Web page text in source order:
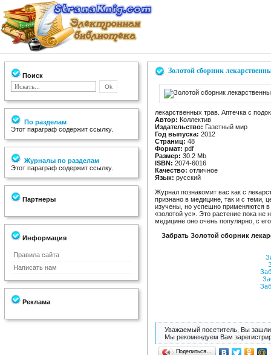
Поиск
По разделам
Этот параграф содержит ссылку.
Журналы по разделам
Этот параграф содержит ссылку.
Партнеры
Информация
Правила сайта
Написать нам
Реклама
Золотой сборник
лекарственных трав. Аптечка с
Автор: Коллектив
Издательство: Газетный мир
Год выпуска: 2012
Страниц: 48
Формат: pdf
Размер: 30.2 Мb
ISBN: 2074-6016
Качество: отличное
Язык: русский
Журнал познакомит вас как с
признано в медицине, так и с теми,
изучены, но успешно применяются
«золотой ус». Это растение пока
медицине оно очень популярно, с
Забрать Золотой сборник
Уважаемый посетитель, Вы зашли
Мы рекомендуем Вам
Поделиться…